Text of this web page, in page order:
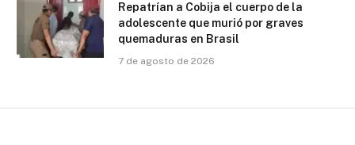
Repatrían a Cobija el cuerpo de la
adolescente que murió por graves
quemaduras en Brasil
7 de agosto de 2026